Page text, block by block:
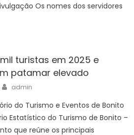
Os nomes dos servidores
turistas em 2025 e
patamar elevado
Author
admin
do Turismo e Eventos de Bonito
Estatístico do Turismo de Bonito –
que reúne os principais